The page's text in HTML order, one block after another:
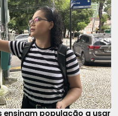
ensinam população a usar